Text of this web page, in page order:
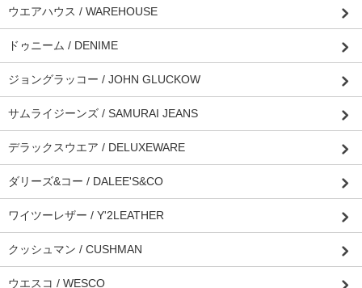
ウエアハウス / WAREHOUSE
ドゥニーム / DENIME
ジョングラッコー / JOHN GLUCKOW
サムライジーンズ / SAMURAI JEANS
デラックスウエア / DELUXEWARE
ダリーズ&コー / DALEE'S&CO
ワイツーレザー / Y'2LEATHER
クッシュマン / CUSHMAN
ウエスコ / WESCO